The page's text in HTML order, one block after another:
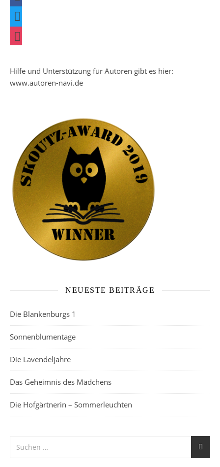
twitter
instagram
Hilfe und Unterstützung für Autoren gibt es hier:
www.autoren-navi.de
NEUESTE BEITRÄGE
Die Blankenburgs 1
Sonnenblumentage
Die Lavendeljahre
Das Geheimnis des Mädchens
Die Hofgärtnerin – Sommerleuchten